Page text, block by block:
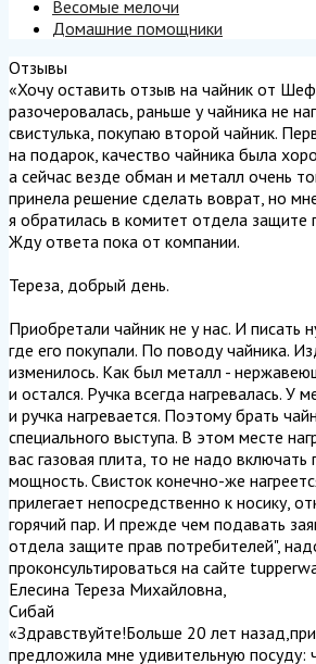
Весомые мелочи
Домашние помощники
Отзывы
«Хочу оставить отзыв на чайник от
разочеровалась, раньше у чайника не
свистулька, покупаю второй чайник.
на подарок, качество чайника была
а сейчас везде обман и металл очень
принела решение сделать воврат, но
я обратилась в комитет отдела защите
Жду ответа пока от компании.
Тереза, добрый день.
Приобретали чайник не у нас. И писать
где его покупали. По поводу чайника.
изменилось. Как был металл -
и остался. Ручка всегда нагревалась. У
и ручка нагревается. Поэтому брать
специального выступа. В этом месте
вас газовая плита, то не надо включать
мощность. Свисток конечно-же
прилегает непосредственно к носику,
горячий пар. И прежде чем подавать
отдела защите прав потребителей",
проконсультироваться на сайте
Елесина Тереза Михайловна,
Сибай
«Здравствуйте!Больше 20 лет
предложила мне удивительную посуду: